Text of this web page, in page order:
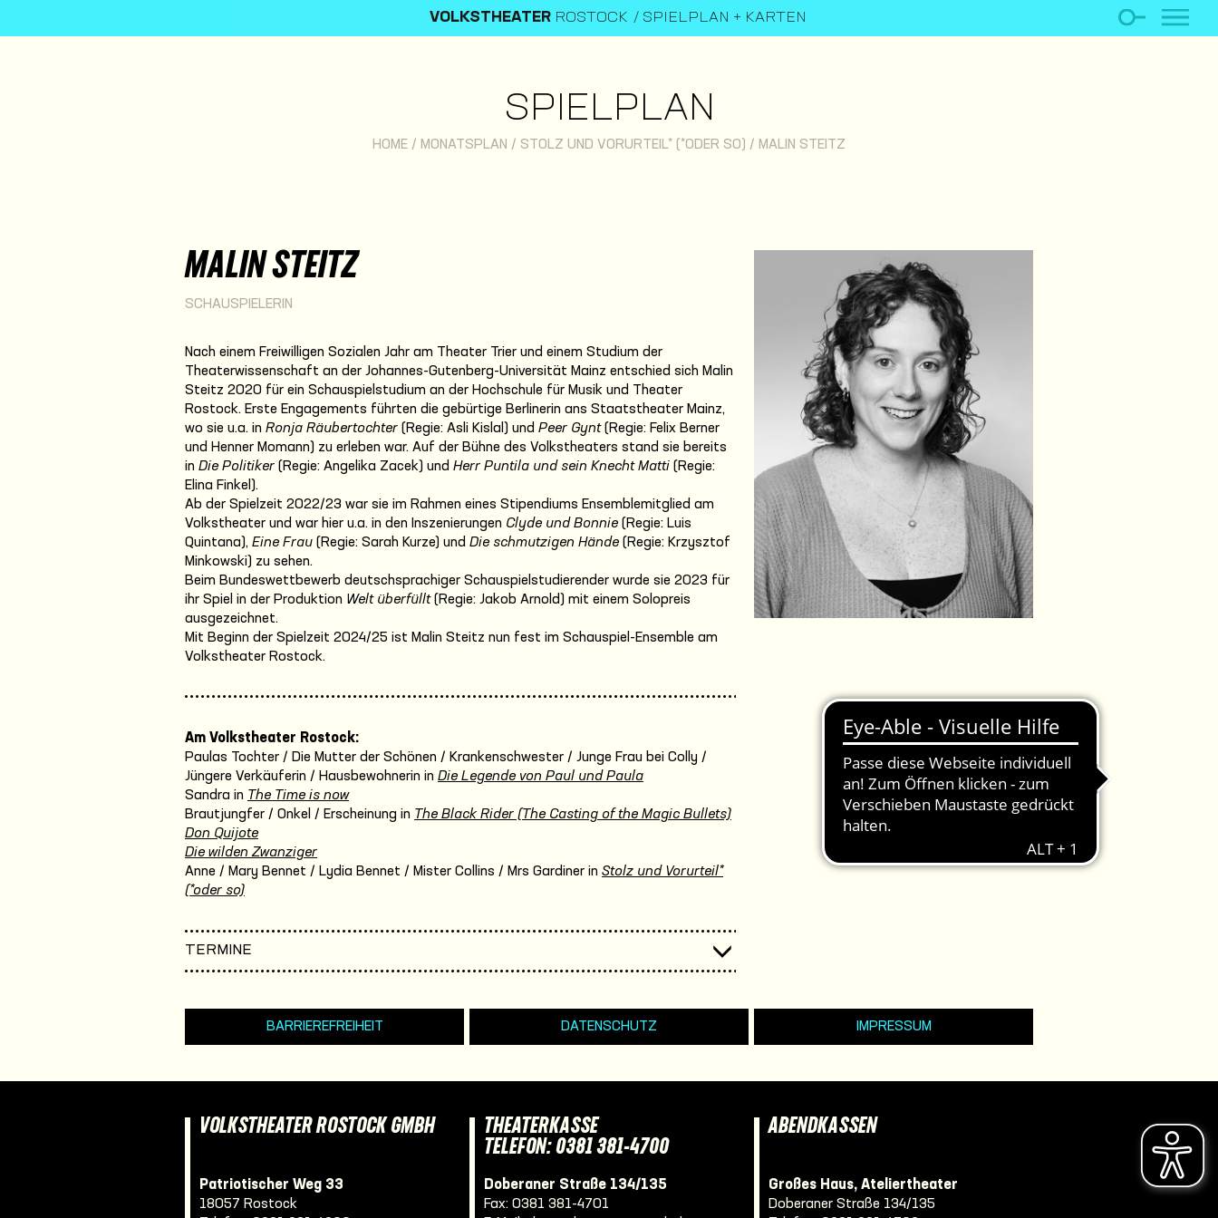
VOLKSTHEATER ROSTOCK SPIELPLAN + KARTEN
SPIELPLAN
HOME / MONATSPLAN / STOLZ UND VORURTEIL* (*ODER SO) / MALIN STEITZ
MALIN STEITZ
SCHAUSPIELERIN
Nach einem Freiwilligen Sozialen Jahr am Theater Trier und einem Studium der
Theaterwissenschaft an der Johannes-Gutenberg-Universität Mainz entschied sich Malin
Steitz 2020 für ein Schauspielstudium an der Hochschule für Musik und Theater
Rostock. Erste Engagements führten die gebürtige Berlinerin ans Staatstheater Mainz,
wo sie u.a. in Ronja Räubertochter (Regie: Asli Kislal) und Peer Gynt(Regie: Felix Berner
und Henner Momann) zu erleben war. Auf der Bühne des Volkstheaters stand sie bereits
in Die Politiker (Regie: Angelika Zacek) und Herr Puntila und sein Knecht Matti (Regie:
Elina Finkel).
Ab der Spielzeit 2022/23 war sie im Rahmen eines Stipendiums Ensemblemitglied am
Volkstheater und war hier u.a. in den Inszenierungen Clyde und Bonnie (Regie: Luis
Quintana), Eine Frau (Regie: Sarah Kurze) und Die schmutzigen Hände (Regie: Krzysztof
Minkowski) zu sehen.
Beim Bundeswettbewerb deutschsprachiger Schauspielstudierender wurde sie 2023 für
ihr Spiel in der Produktion Welt überfüllt(Regie: Jakob Arnold) mit einem Solopreis
ausgezeichnet.
Mit Beginn der Spielzeit 2024/25 ist Malin Steitz nun fest im Schauspiel-Ensemble am
Volkstheater Rostock.
Am Volkstheater Rostock:
Paulas Tochter / Die Mutter der Schönen / Krankenschwester / Junge Frau bei Colly /
Jüngere Verkäuferin / Hausbewohnerin in Die Legende von Paul und Paula
Sandra in The Time is now
Brautjungfer / Onkel / Erscheinung in The Black Rider (The Casting of the Magic Bullets)
Don Quijote
Die wilden Zwanziger
Anne / Mary Bennet / Lydia Bennet / Mister Collins / Mrs Gardiner in Stolz und Vorurteil*
(*oder so)
TERMINE
BARRIEREFREIHEIT DATENSCHUTZ IMPRESSUM
VOLKSTHEATER ROSTOCK GMBH
Patriotischer Weg 33
18057 Rostock
THEATERKASSE
TELEFON: 0381 381-4700
Doberaner Straße 134/135
Fax: 0381 381-4701
ABENDKASSEN
Großes Haus, Ateliertheater
Doberaner Straße 134/135